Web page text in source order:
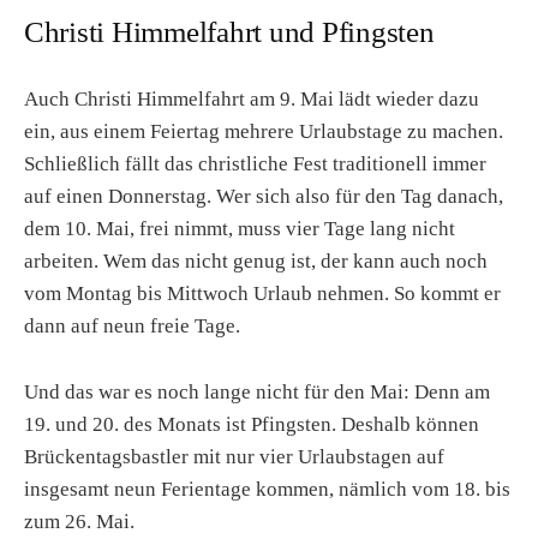
Christi Himmelfahrt und Pfingsten
Auch Christi Himmelfahrt am 9. Mai lädt wieder dazu
ein, aus einem Feiertag mehrere Urlaubstage zu machen.
Schließlich fällt das christliche Fest traditionell immer
auf einen Donnerstag. Wer sich also für den Tag danach,
dem 10. Mai, frei nimmt, muss vier Tage lang nicht
arbeiten. Wem das nicht genug ist, der kann auch noch
vom Montag bis Mittwoch Urlaub nehmen. So kommt er
dann auf neun freie Tage.
Und das war es noch lange nicht für den Mai: Denn am
19. und 20. des Monats ist Pfingsten. Deshalb können
Brückentagsbastler mit nur vier Urlaubstagen auf
insgesamt neun Ferientage kommen, nämlich vom 18. bis
zum 26. Mai.